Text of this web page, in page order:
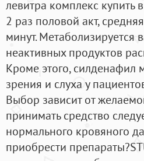
левитра комплекс купить
2 раз половой акт,
минут. Метаболизируется
неактивных продуктов
Кроме этого,
зрения и слуха у
Выбор зависит от
принимать средство
нормального кровяного
приобрести